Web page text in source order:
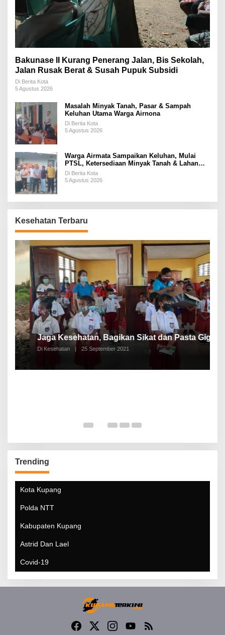
Bakunase II Kurang Penerang Jalan, Bis Sekolah,
Jalan Rusak Berat & Susah Pupuk Subsidi
Di Berita Kota
5 Agustus 2026
Masalah Minyak Tanah, Pasar & Sampah
Keluhan Utama Warga Airnona
Di Berita Kota
5 Agustus 2026
Warga Airmata Sampaikan Keluhan, Mulai
PTSL, Ketersediaan Minyak Tanah & Lahan
Pemakaman
Di Berita Kota
5 Agustus 2026
Kesehatan Terbaru
Jaga Kesehatan, Bagikan Sikat dan Pasta Gigi
Di Kesehatan | 25 September 2021
Trending
Kota Kupang
Polda NTT
Kabupaten Kupang
Astrid Dan Lael
Covid-19